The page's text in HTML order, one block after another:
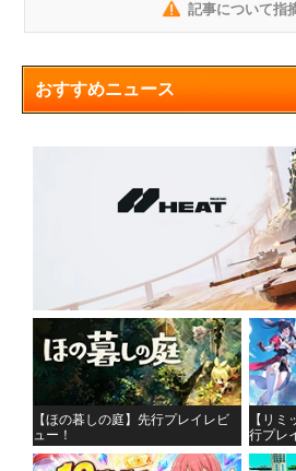
記事について指
おすすめニュース
【ほの暮しの庭】先行プレイレビ
ュー！
【リ
行プレ